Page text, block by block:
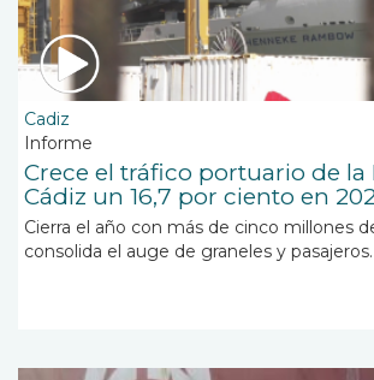
Cadiz
Informe
Crece el tráfico portuario de la
Cádiz un 16,7 por ciento en
Cierra el año con más de cinco millones
consolida el auge de graneles y pasajeros.